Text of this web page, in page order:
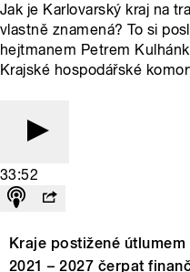
Jak je Karlovarský kraj na
vlastně znamená? To si
hejtmanem Petrem
Krajské hospodářské
33:52
Kraje postižené
2021 – 2027 čerpat